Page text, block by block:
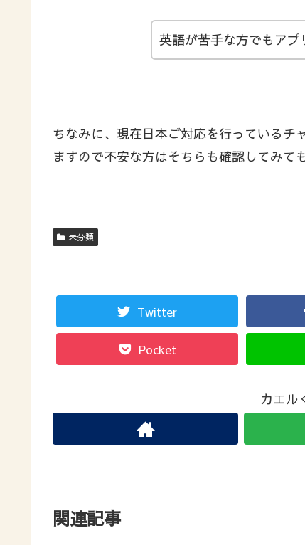
英語が苦手な方でもアプ
ちなみに、現在日本ご対応を行っているチ
ますので不安な方はそちらも確認してみて
未分類
Twitter
Pocket
カエル
関連記事